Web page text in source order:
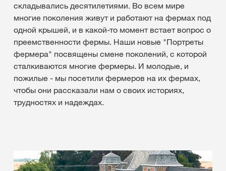
складывались десятилетиями. Во всем мире
многие поколения живут и работают на фермах под
одной крышей, и в какой-то момент встает вопрос о
преемственности фермы. Наши новые "Портреты
фермера" посвящены смене поколений, с которой
сталкиваются многие фермеры. И молодые, и
пожилые - мы посетили фермеров на их фермах,
чтобы они рассказали нам о своих историях,
трудностях и надеждах.